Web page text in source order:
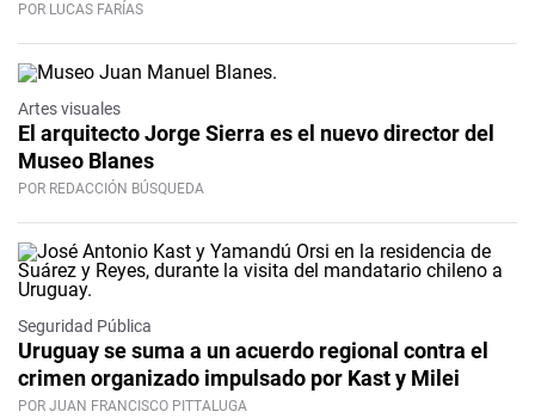
POR LUCAS FARÍAS
Artes visuales
El arquitecto Jorge Sierra es el nuevo director del
Museo Blanes
POR REDACCIÓN BÚSQUEDA
Seguridad Pública
Uruguay se suma a un acuerdo regional contra el
crimen organizado impulsado por Kast y Milei
POR JUAN FRANCISCO PITTALUGA